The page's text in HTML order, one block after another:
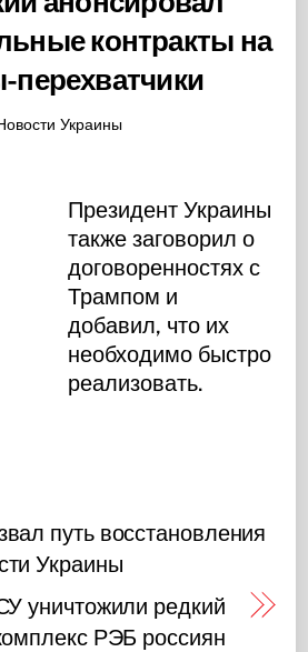
контракты на
Украины
Президент Украины
также заговорил о
договоренностях с
Трампом и
добавил, что их
необходимо быстро
реализовать.
путь восстановления
Украины
уничтожили редкий
РЭБ россиян